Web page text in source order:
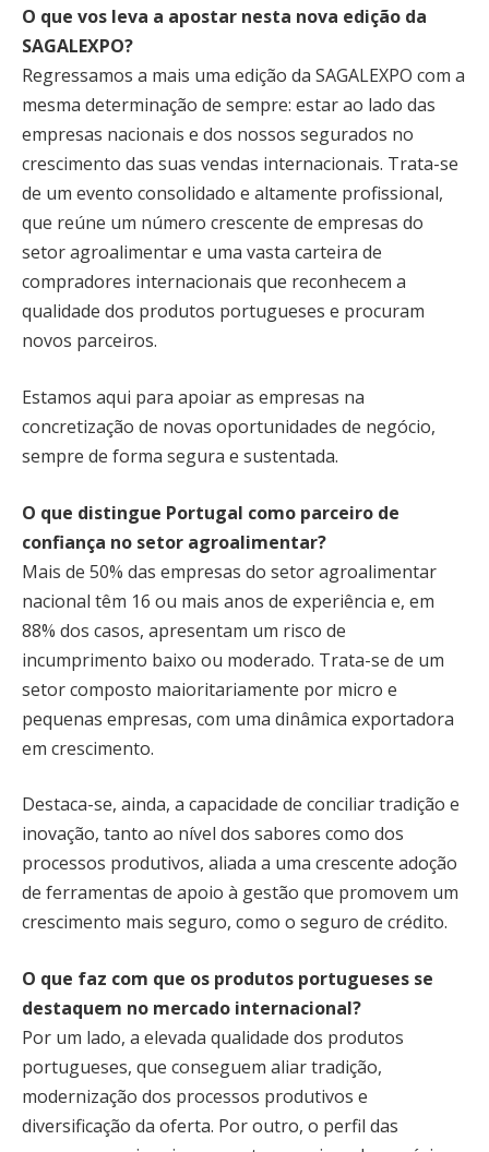
O que vos leva a apostar nesta nova edição da
SAGALEXPO?
Regressamos a mais uma edição da SAGALEXPO com a
mesma determinação de sempre: estar ao lado das
empresas nacionais e dos nossos segurados no
crescimento das suas vendas internacionais. Trata-se
de um evento consolidado e altamente profissional,
que reúne um número crescente de empresas do
setor agroalimentar e uma vasta carteira de
compradores internacionais que reconhecem a
qualidade dos produtos portugueses e procuram
novos parceiros.
Estamos aqui para apoiar as empresas na
concretização de novas oportunidades de negócio,
sempre de forma segura e sustentada.
O que distingue Portugal como parceiro de
confiança no setor agroalimentar?
Mais de 50% das empresas do setor agroalimentar
nacional têm 16 ou mais anos de experiência e, em
88% dos casos, apresentam um risco de
incumprimento baixo ou moderado. Trata-se de um
setor composto maioritariamente por micro e
pequenas empresas, com uma dinâmica exportadora
em crescimento.
Destaca-se, ainda, a capacidade de conciliar tradição e
inovação, tanto ao nível dos sabores como dos
processos produtivos, aliada a uma crescente adoção
de ferramentas de apoio à gestão que promovem um
crescimento mais seguro, como o seguro de crédito.
O que faz com que os produtos portugueses se
destaquem no mercado internacional?
Por um lado, a elevada qualidade dos produtos
portugueses, que conseguem aliar tradição,
modernização dos processos produtivos e
diversificação da oferta. Por outro, o perfil das